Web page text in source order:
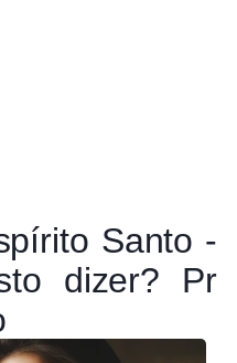
Santo -
dizer? Pr